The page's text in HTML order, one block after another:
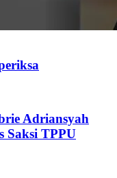
Adriansyah
Saksi TPPU